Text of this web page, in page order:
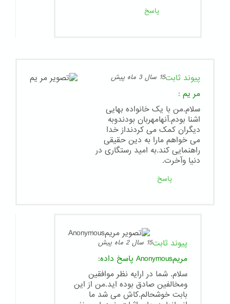
پاسخ
پیوند ثابت15 سال 3 ماه پیش
مر یم :
سلام.من با یک خانواده بهایی
اشنا بودم.آنهامهربان بودندوبه
دیگران کمک می کردنداز خدا
می خواهم مارا به دین حقیقی
راهنمایی کند.به امید رستگاری در
دنیا وآخرت.
پاسخ
پیوند ثابت15 سال 2 ماه پیش
مریمAnonymous
پاسخ داده:
سلام. شما در ارایه نظر موافقین
ومخالفین صادق بوده اید.من از این
بابت خوشحالم.کاش می شد ما